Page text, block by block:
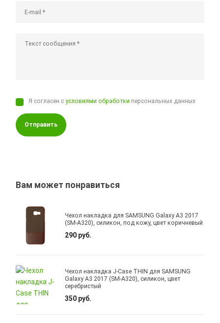
Я согласен сусловиями обработки персональных данных
Отправить
Вам может понравиться
Чехол накладка для SAMSUNG Galaxy A3 2017
(SM-A320), силикон, под кожу, цвет коричневый
290 руб.
Чехол накладка J-Case THIN для SAMSUNG
Galaxy A3 2017 (SM-A320), силикон, цвет
серебристый
350 руб.